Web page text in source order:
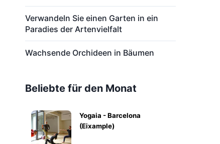
Verwandeln Sie einen Garten in ein
Paradies der Artenvielfalt
Wachsende Orchideen in Bäumen
Beliebte für den Monat
Yogaia - Barcelona
(Eixample)